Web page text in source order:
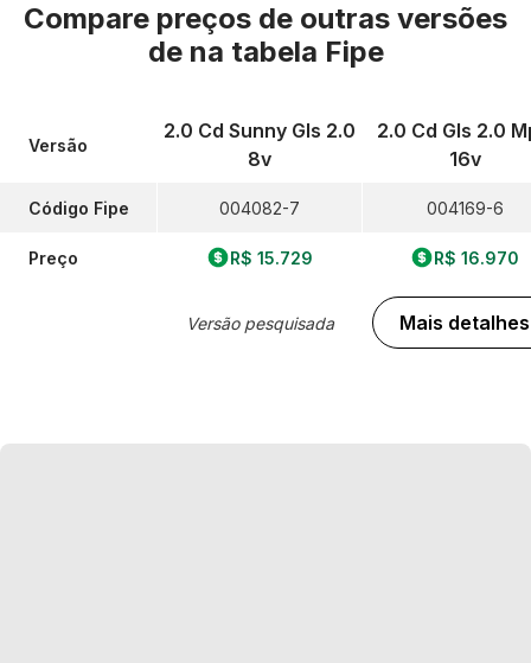
Compare preços de outras versões
de na tabela Fipe
Versão
Código Fipe
Preço
2.0 Cd Sunny Gls 2.0
8v
004082-7
R$ 15.729
Versão pesquisada
2.0 Cd Gls 2.0
16v
004169-6
R$ 16.970
Mais detalhes